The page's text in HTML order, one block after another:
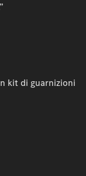
kit di guarnizioni